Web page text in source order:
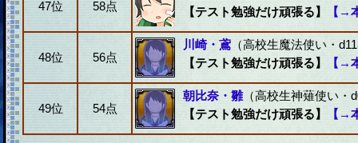
47位 58点
【テスト勉強だけ頑張る】
【→
48位 56点
川崎・鳶 （高校生魔法使い・
【テスト勉強だけ頑張る】
【→
49位 54点
朝比奈・雛（高校生神薙使い・
【テスト勉強だけ頑張る】 【→